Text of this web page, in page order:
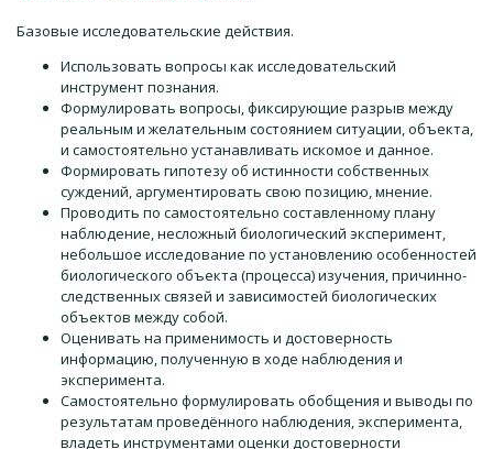
Базовые исследовательские действия.
Использовать вопросы как исследовательский
инструмент познания.
Формулировать вопросы, фиксирующие разрыв между
реальным и желательным состоянием ситуации, объекта,
и самостоятельно устанавливать искомое и данное.
Формировать гипотезу об истинности собственных
суждений, аргументировать свою позицию, мнение.
Проводить по самостоятельно составленному плану
наблюдение, несложный биологический эксперимент,
небольшое исследование по установлению особенностей
биологического объекта (процесса) изучения, причинно-
следственных связей и зависимостей биологических
объектов между собой.
Оценивать на применимость и достоверность
информацию, полученную в ходе наблюдения и
эксперимента.
Самостоятельно формулировать обобщения и выводы по
результатам проведённого наблюдения, эксперимента,
владеть инструментами оценки достоверности